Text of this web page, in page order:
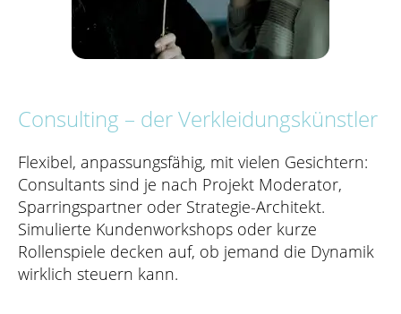
Consulting – der Verkleidungskünstler
Flexibel, anpassungsfähig, mit vielen Gesichtern:
Consultants sind je nach Projekt Moderator,
Sparringspartner oder Strategie-Architekt.
Simulierte Kundenworkshops oder kurze
Rollenspiele decken auf, ob jemand die Dynamik
wirklich steuern kann.